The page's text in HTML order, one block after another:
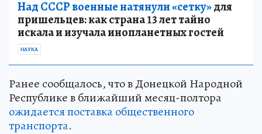
Над СССР военные натянули «сетку»для
пришельцев: как страна 13 лет тайно
искала и изучала инопланетных гостей
НАУКА
Ранее сообщалось, что в Донецкой Народной
Республике в ближайший месяц-полтора
ожидается поставка общественного
транспорта.